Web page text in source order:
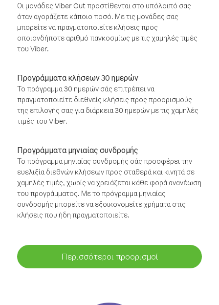
Οι μονάδες Viber Out προστίθενται στο υπόλοιπό σας
όταν αγοράζετε κάποιο ποσό. Με τις μονάδες σας
μπορείτε να πραγματοποιείτε κλήσεις προς
οποιονδήποτε αριθμό παγκοσμίως με τις χαμηλές τιμές
του Viber.
Προγράμματα κλήσεων 30 ημερών
Το πρόγραμμα 30 ημερών σάς επιτρέπει να
πραγματοποιείτε διεθνείς κλήσεις προς προορισμούς
της επιλογής σας για διάρκεια 30 ημερών με τις χαμηλές
τιμές του Viber.
Προγράμματα μηνιαίας συνδρομής
Το πρόγραμμα μηνιαίας συνδρομής σάς προσφέρει την
ευελιξία διεθνών κλήσεων προς σταθερά και κινητά σε
χαμηλές τιμές, χωρίς να χρειάζεται κάθε φορά ανανέωση
του προγράμματος. Με το πρόγραμμα μηνιαίας
συνδρομής μπορείτε να εξοικονομείτε χρήματα στις
κλήσεις που ήδη πραγματοποιείτε.
Περισσότεροι προορισμοί